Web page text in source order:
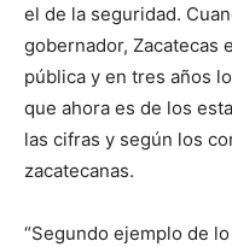
el de la seguridad.
gobernador, Zacatecas
pública y en tres años
que ahora es de los
las cifras y según los
zacatecanas.
“Segundo ejemplo de